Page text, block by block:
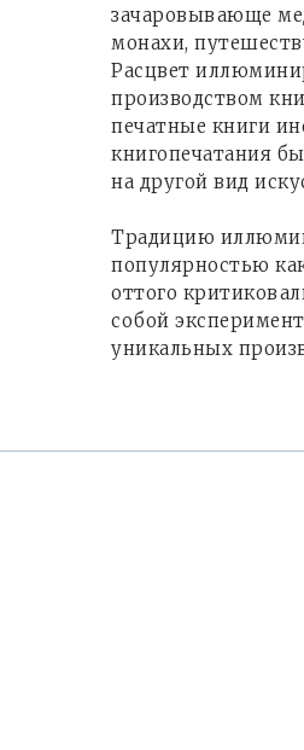
зачаровывающе
монахи,
Расцвет
производством
печатные книги
книгопечатания
на другой вид
Традицию
популярностью
оттого
собой
уникальных